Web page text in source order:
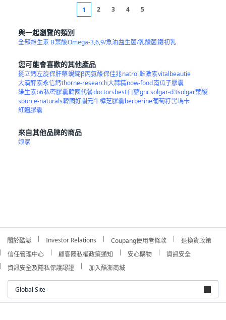
1 2 3 4 5
與一起瀏覽的類別
全部維生素 B葉酸Omega-3,6,9/魚油益生菌/乳酸菌鐵初乳
您可能會喜歡的其他產品
挺立鈣左旋保肝藥蜆錠β丙氨酸保佳兆natrol雌激素vitalbeautie
大漢酵素永信鈣thorne-research大蒜精now-food南瓜子膠囊
維生素b6私密膠囊韓國代餐doctorsbest白藜gncsolgar-d3solgar葉酸
source-naturals韓國好關元牛樟芝膠囊berberine葡萄籽黑瑪卡
紅麴膠囊
來自其他品牌的商品
娘家
關於酷澎 Investor Relations Coupang使用者條款
退換貨政策
信任管理中心
顧客隱私權政策通知 安心購物
資訊安全
資訊安全及隱私保護認證
加入酷澎商城
Global Site